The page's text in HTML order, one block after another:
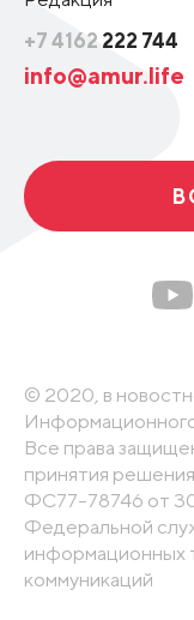
+7 4162 222 744
info@amur.life
© 2020, в
Все права
принятия
ФС77-78746 от 30
Федеральной
информационных
коммуникаций